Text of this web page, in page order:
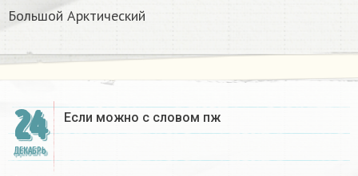
Большой Арктический
24
ДЕКАБРЬ
Если можно с словом пж​